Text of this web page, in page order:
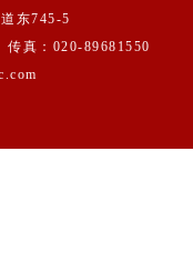
东745-5
真：020-89681550